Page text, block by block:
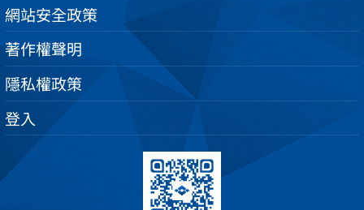
網站安全政策
著作權聲明
隱私權政策
登入